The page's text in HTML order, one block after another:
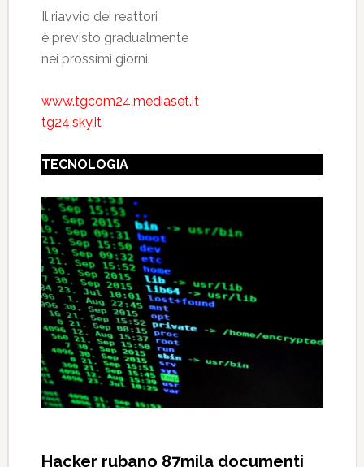
Il riavvio dei reattori
è previsto gradualmente
nei prossimi giorni.
www.tgcom24.mediaset.it
tg24.sky.it
TECNOLOGIA
Hacker rubano 87mila documenti